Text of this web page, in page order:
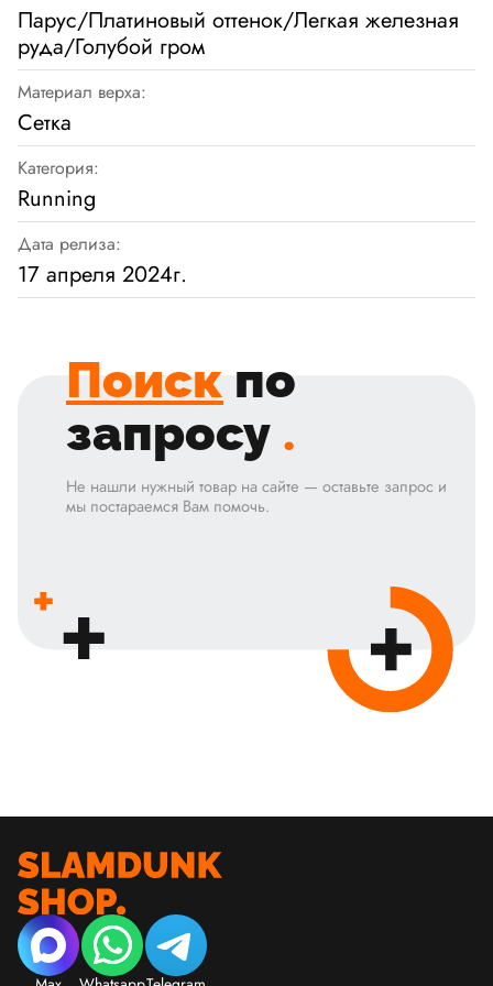
Парус/Платиновый оттенок/Легкая железная
руда/Голубой гром
Материал верха:
Сетка
Категория:
Running
Дата релиза:
17 апреля 2024г.
Поиск по
запросу .
Не нашли нужный товар на сайте — оставьте запрос и
мы постараемся Вам помочь.